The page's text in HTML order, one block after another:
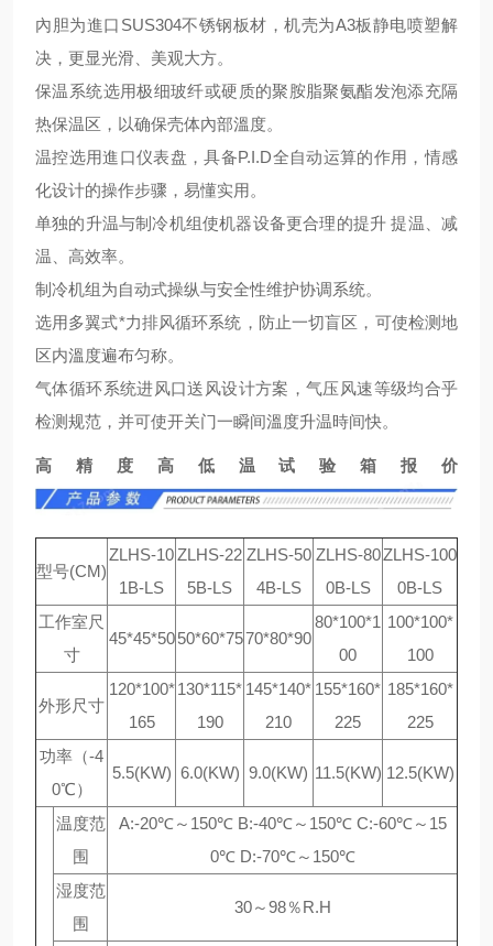
內胆为進口SUS304不锈钢板材，机壳为A3板静电喷塑解
决，更显光滑、美观大方。
保温系统选用极细玻纤或硬质的聚胺脂聚氨酯发泡添充隔
热保温区，以确保壳体內部溫度。
温控选用進口仪表盘，具备P.I.D全自动运算的作用，情感
化设计的操作步骤，易懂实用。
单独的升温与制冷机组使机器设备更合理的提升 提温、减
温、高效率。
制冷机组为自动式操纵与安全性维护协调系统。
选用多翼式*力排风循环系统，防止一切盲区，可使检测地
区内溫度遍布匀称。
气体循环系统进风口送风设计方案，气压风速等级均合乎
检测规范，并可使开关门一瞬间溫度升温時间快。
高精度高低温试验箱报价
型号(CM)
ZLHS-10
1B-LS
ZLHS-22
5B-LS
ZLHS-50
4B-LS
ZLHS-80
0B-LS
ZLHS-100
0B-LS
工作室尺
寸
45*45*50 50*60*7570*80*90
80*100*1
00
100*100*
100
外形尺寸
120*100*
165
130*115*
190
145*140*
210
155*160*
225
185*160*
225
功率（-4
0℃）
5.5(KW) 6.0(KW) 9.0(KW) 11.5(KW) 12.5(KW)
温度范
围
A:-20℃～150℃ B:-40℃～150℃ C:-60℃～15
0℃ D:-70℃～150℃
湿度范
围
30～98％R.H